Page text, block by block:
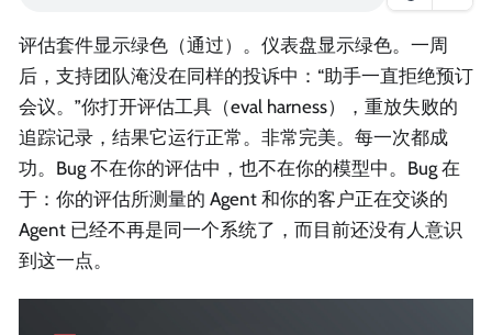
评估套件显示绿色（通过）。仪表盘显示绿色。一周
后，支持团队淹没在同样的投诉中：“助手一直拒绝预订
会议。”你打开评估工具（eval harness），重放失败的
追踪记录，结果它运行正常。非常完美。每一次都成
功。Bug 不在你的评估中，也不在你的模型中。Bug 在
于：你的评估所测量的 Agent 和你的客户正在交谈的
Agent 已经不再是同一个系统了，而目前还没有人意识
到这一点。